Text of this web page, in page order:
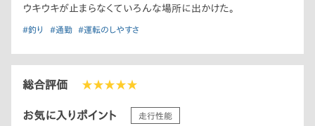
ウキウキが止まらなくていろんな場所に出かけた。
#釣り #通勤 #運転のしやすさ
総合評価 ★★★★★
お気に入りポイント 走行性能